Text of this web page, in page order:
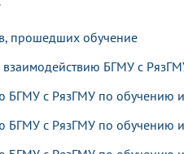
прошедших обучение
БГМУ с
БГМУ с РязГМУ по обучению
БГМУ с РязГМУ по обучению